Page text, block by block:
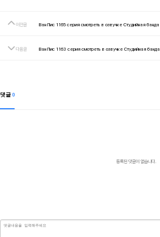
이전글 Ван Пис 1165 серия смотреть в озвучке Студийная банда
다음글 Ван Пис 1163 серия смотреть в озвучке Студийная банда
댓글 0
등록된 댓글이 없습니다.